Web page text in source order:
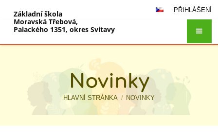
PŘIHLÁŠENÍ
Základní škola
Moravská Třebová,
Palackého 1351, okres Svitavy
Novinky
HLAVNÍ STRÁNKA / NOVINKY